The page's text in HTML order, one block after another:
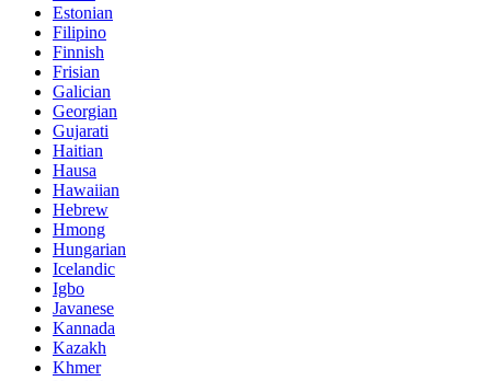
Estonian
Filipino
Finnish
Frisian
Galician
Georgian
Gujarati
Haitian
Hausa
Hawaiian
Hebrew
Hmong
Hungarian
Icelandic
Igbo
Javanese
Kannada
Kazakh
Khmer